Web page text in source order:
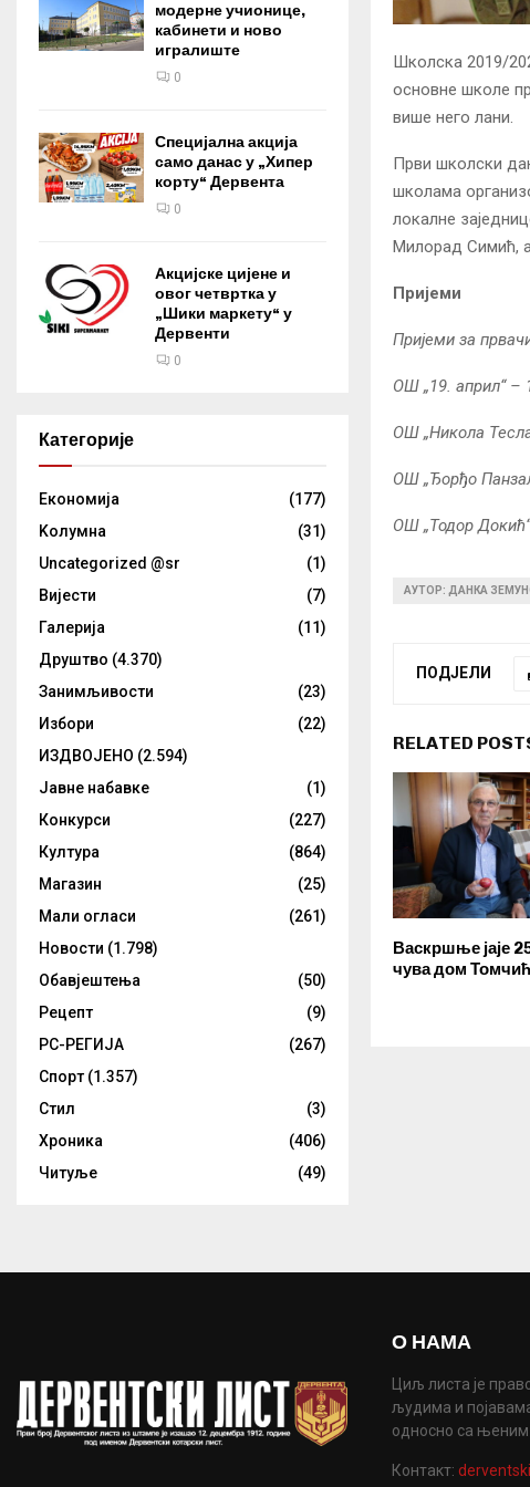
Школска 2019/
основне школе
више него лани.
Први школски
школама
локалне
Милорад Симић,
Пријеми
Пријеми за
ОШ „19. април“ –
ОШ „Никола
ОШ „Ђорђо
ОШ „Тодор
АУТОР: ДАНКА
ПОДЈЕЛИ
RELATED
Васкршње јаје
чува дом
модерне учионице,
кабинети и ново
игралиште
0
Специјална акција
само данас у „Хипер
корту“ Дервента
0
Акцијске цијене и
овог четвртка у
„Шики маркету“ у
Дервенти
0
Категорије
Eкономија
(177)
Kолумнa
(31)
Uncategorized @sr
(1)
Вијести
(7)
Галерија
(11)
Друштво (4.370)
Занимљивости
(23)
Избори
(22)
ИЗДВОЈЕНО (2.594)
Јавне набавке
(1)
Конкурси
(227)
Култура
(864)
Магазин
(25)
Мали огласи
(261)
Новости (1.798)
Обавјештења
(50)
Рецепт
(9)
РС-РЕГИЈА
(267)
Спорт (1.357)
Стил
(3)
Хроника
(406)
Читуље
(49)
О НАМА
Циљ листа је
људима и
односно са њеним
Контакт: